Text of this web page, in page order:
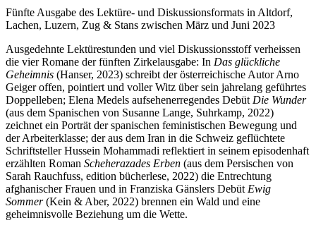
Fünfte Ausgabe des Lektüre- und Diskussionsformats in Altdorf,
Lachen, Luzern, Zug & Stans zwischen März und Juni 2023
Ausgedehnte Lektürestunden und viel Diskussionsstoff verheissen
die vier Romane der fünften Zirkelausgabe: In Das glückliche
Geheimnis (Hanser, 2023) schreibt der österreichische Autor Arno
Geiger offen, pointiert und voller Witz über sein jahrelang geführtes
Doppelleben; Elena Medels aufsehenerregendes Debüt Die Wunder
(aus dem Spanischen von Susanne Lange, Suhrkamp, 2022)
zeichnet ein Porträt der spanischen feministischen Bewegung und
der Arbeiterklasse; der aus dem Iran in die Schweiz geflüchtete
Schriftsteller Hussein Mohammadi reflektiert in seinem episodenhaft
erzählten Roman Scheherazades Erben (aus dem Persischen von
Sarah Rauchfuss, edition bücherlese, 2022) die Entrechtung
afghanischer Frauen und in Franziska Gänslers Debüt Ewig
Sommer(Kein & Aber, 2022) brennen ein Wald und eine
geheimnisvolle Beziehung um die Wette.